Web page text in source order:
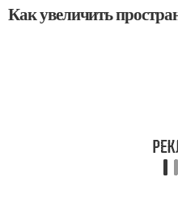
Как увеличить